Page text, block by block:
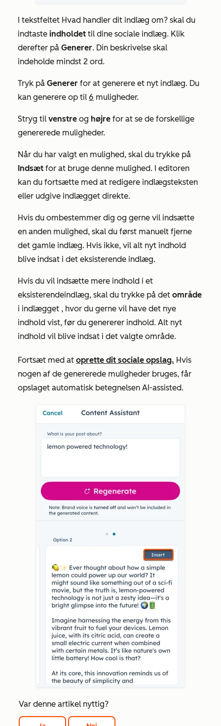
I tekstfeltet Hvad handler dit indlæg om? skal du
indtaste indholdet til dine sociale indlæg. Klik
derefter på Generer. Din beskrivelse skal
indeholde mindst 2 ord.
Tryk på Generer for at generere et nyt indlæg. Du
kan generere op til 6 muligheder.
Stryg til venstre og højre for at se de forskellige
genererede muligheder.
Når du har valgt en mulighed, skal du trykke på
Indsæt for at bruge denne mulighed. I editoren
kan du fortsætte med at redigere indlægsteksten
eller udgive indlægget direkte.
Hvis du ombestemmer dig og gerne vil indsætte
en anden mulighed, skal du først manuelt fjerne
det gamle indlæg. Hvis ikke, vil alt nyt indhold
blive indsat i det eksisterende indlæg.
Hvis du vil indsætte mere indhold i et
eksisterendeindlæg, skal du trykke på det område
i indlægget , hvor du gerne vil have det nye
indhold vist, før du genererer indhold. Alt nyt
indhold vil blive indsat i det valgte område.
Fortsæt med at oprette dit sociale opslag. Hvis
nogen af de genererede muligheder bruges, får
opslaget automatisk betegnelsen AI-assisted.
Var denne artikel nyttig?